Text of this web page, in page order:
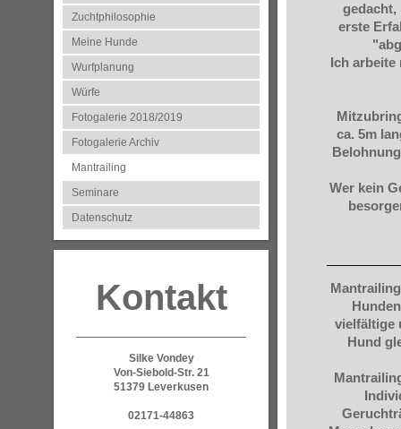
Zuchtphilosophie
Meine Hunde
Wurfplanung
Würfe
Fotogalerie 2018/2019
Fotogalerie Archiv
Mantrailing
Seminare
Datenschutz
Kontakt
Silke Vondey
Von-Siebold-Str. 21
51379 Leverkusen
02171-44863
gedacht,
erste
Ich arbeite
ca. 5m
Wer kein
vielfältige
Hund